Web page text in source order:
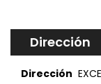
Dirección
Dirección